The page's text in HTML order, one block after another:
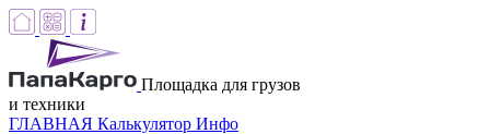
Площадка для грузов
и техники
ГЛАВНАЯ Калькулятор Инфо